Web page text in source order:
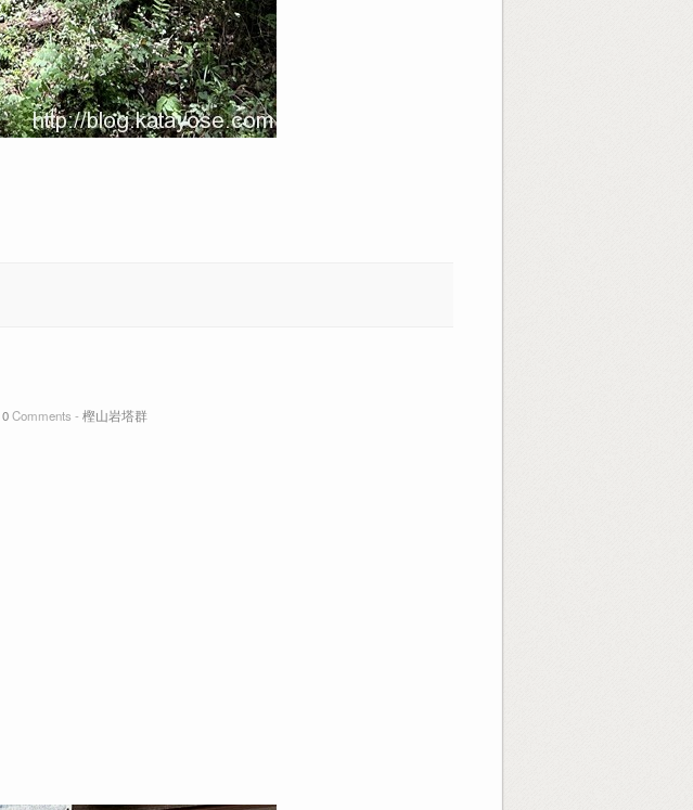
0Comments - 樫山岩塔群